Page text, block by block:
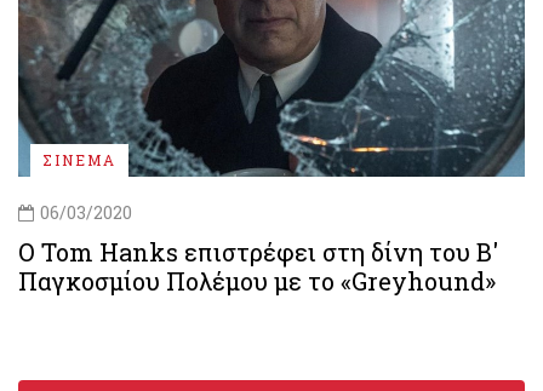
ΣΙΝΕΜΑ
06/03/2020
Ο Tom Hanks επιστρέφει στη δίνη του Β'
Παγκοσμίου Πολέμου με το «Greyhound»